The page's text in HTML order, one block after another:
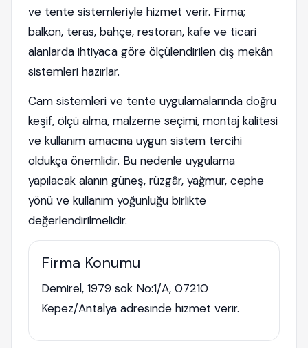
ve tente sistemleriyle hizmet verir. Firma;
balkon, teras, bahçe, restoran, kafe ve ticari
alanlarda ihtiyaca göre ölçülendirilen dış mekân
sistemleri hazırlar.
Cam sistemleri ve tente uygulamalarında doğru
keşif, ölçü alma, malzeme seçimi, montaj kalitesi
ve kullanım amacına uygun sistem tercihi
oldukça önemlidir. Bu nedenle uygulama
yapılacak alanın güneş, rüzgâr, yağmur, cephe
yönü ve kullanım yoğunluğu birlikte
değerlendirilmelidir.
Firma Konumu
Demirel, 1979 sok No:1/A, 07210
Kepez/Antalya adresinde hizmet verir.